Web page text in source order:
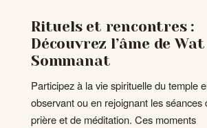
Rituels et rencontres :
Découvrez l’âme de Wat
Sommanat
Participez à la vie spirituelle du temple
observant ou en rejoignant les séances
prière et de méditation. Ces moments